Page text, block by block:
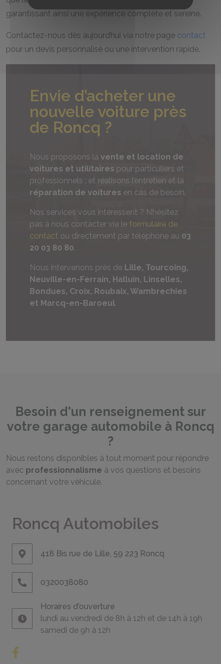
garantissant ainsi une expérience complète et sereine.
Contactez-nous dès aujourd’hui via notre page contact
pour un devis personnalisé ou une intervention rapide.
Envie d’acheter une
nouvelle voiture près
de Roncq ?
Nous proposons la vente et location de
voitures et utilitaires pour particuliers et
professionnels ; et réalisons l’entretien et la
réparation de voitures en cas de besoin.
Nos services vous intéressent ? N’hésitez
pas à nous contacter via le formulaire de
contact ou directement par téléphone au 03
20 03 80 80.
Nous intervenons près de Lille, Tourcoing,
Neuville-en-Ferrain, Halluin, Linselles,
Bondues, Croix, Roubaix, Wambrechies
et Marcq-en-Baroeul.
Besoin d'un renseignement sur
votre garage automobile à Roncq
?
Nous restons disponibles à tout moment pour répondre
avec professionnalisme à vos questions et besoins
concernant votre véhicule.
Roncq Automobiles
418 Bis rue de Lille, 59 223 Roncq
0320038080
Horaires d'ouverture
lundi au vendredi de 8h à 12h et de 14h à 19h
samedi de 9h à 12h